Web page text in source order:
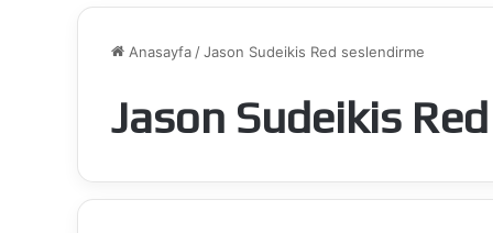
Anasayfa / Jason Sudeikis Red seslendirme
Jason Sudeikis